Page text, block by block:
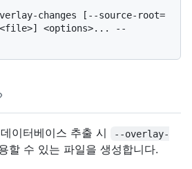
changes [--source-root=
<options>... --
이터베이스 추출 시
--overlay-
할 수 있는 파일을 생성합니다.